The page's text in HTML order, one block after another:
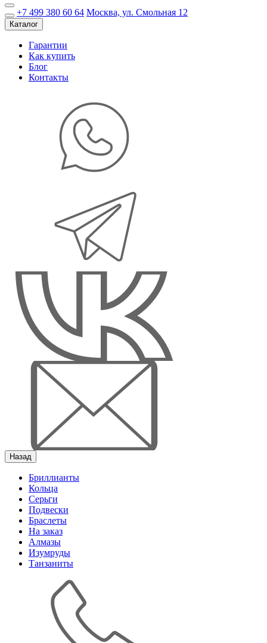
+7 499 380 60 64 Москва, ул. Смольная 12
Каталог
Гарантии
Как купить
Блог
Контакты
Назад
Бриллианты
Кольца
Серьги
Подвески
Браслеты
На заказ
Алмазы
Изумруды
Танзаниты